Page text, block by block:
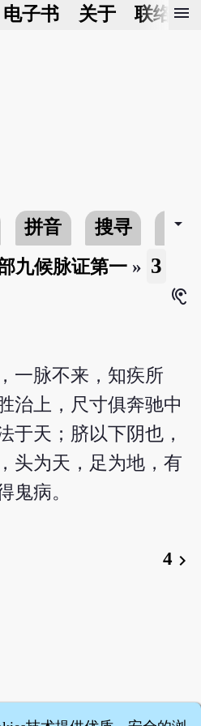
电子书 关于 联络我
menu
拼音 搜寻 书介
arrow_drop_down
九候脉证第一 » 3
hearing
一脉不来，知疾所
治上，尺寸俱奔驰中
于天；脐以下阴也，
头为天，足为地，有
鬼病。
4 chevron_right